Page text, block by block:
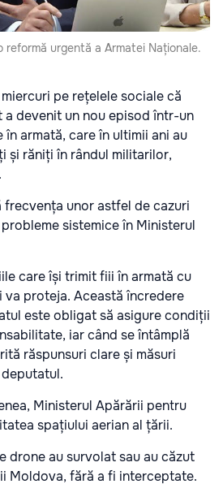
reformă urgentă a Armatei Naționale.
pe rețelele sociale că
a devenit un nou episod într-un
armată, care în ultimii ani au
și răniți în rândul militarilor,
.
frecvența unor astfel de cazuri
sistemice în Ministerul
care își trimit fiii în armată cu
proteja. Această încredere
este obligat să asigure condiții
iar când se întâmplă
răspunsuri clare și măsuri
Ministerul Apărării pentru
spațiului aerian al țării.
drone au survolat sau au căzut
Moldova, fără a fi interceptate.